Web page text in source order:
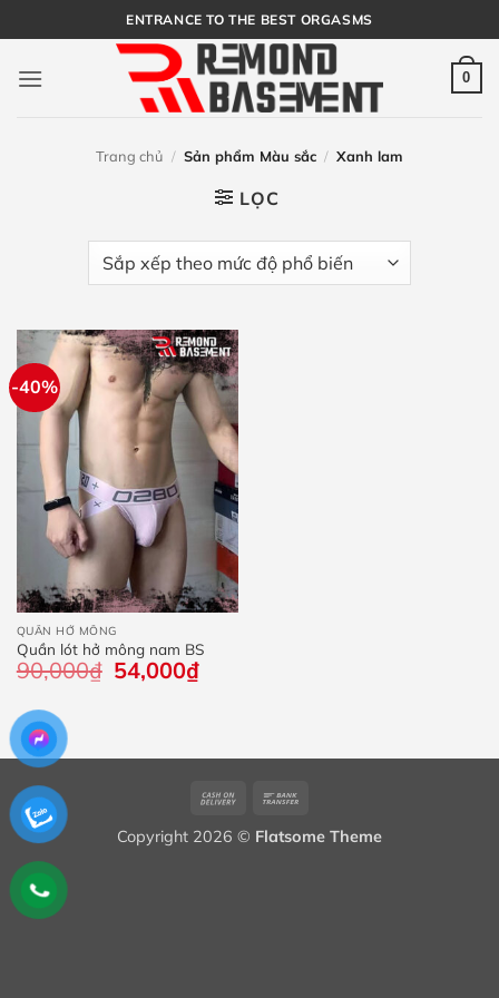
qua
nội
ENTRANCE TO THE BEST ORGASMS
0
Trang chủ / Sản phẩm Màu sắc / Xanh lam
LỌC
-40%
QUẦN HỞ MÔNG
Quần lót hở mông nam BS
90,000₫ Giá
gốc
54,000₫Giá
hiện
Cash
Delivery
Copyright 2026 © Flatsome Theme